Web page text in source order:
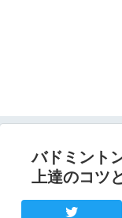
バドミント
上達のコツ